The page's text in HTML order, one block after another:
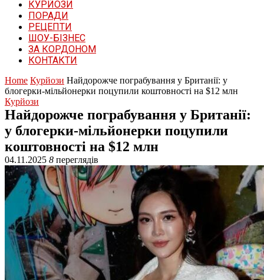
КУРЙОЗИ
ПОРАДИ
РЕЦЕПТИ
ШОУ-БІЗНЕС
ЗА КОРДОНОМ
КОНТАКТИ
Home Курйози Найдорожче пограбування у Британії: у
блогерки-мільйонерки поцупили коштовності на $12 млн
Курйози
Найдорожче пограбування у Британії:
у блогерки-мільйонерки поцупили
коштовності на $12 млн
04.11.2025 8 переглядів